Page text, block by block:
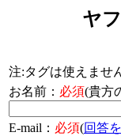
ヤ
注:タグは使えませ
お名前： 必須(貴方
E-mail： 必須(回答